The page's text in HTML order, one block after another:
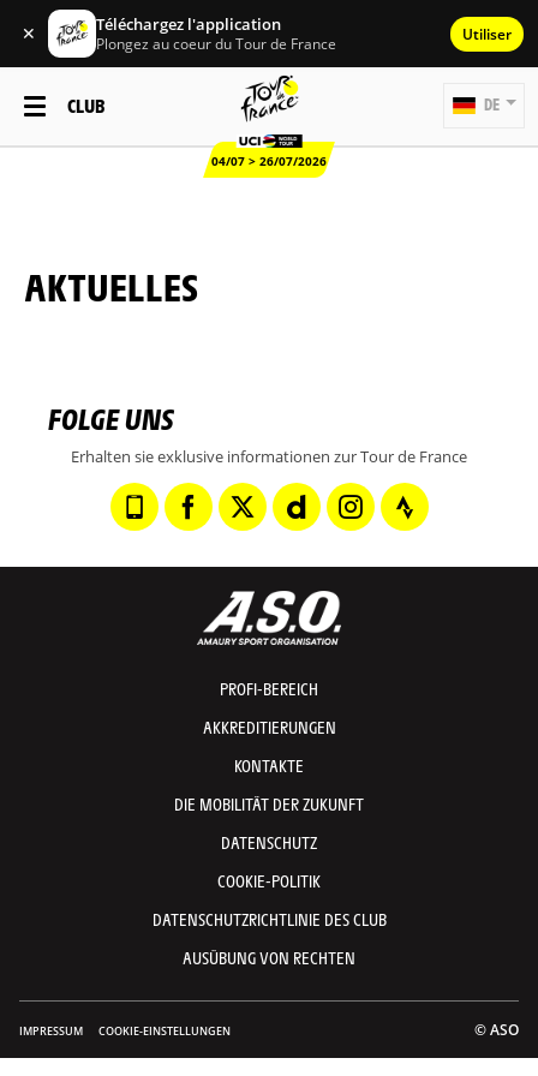
✕ Téléchargez l'application
Plongez au coeur du Tour de France Utiliser
CLUB
04/07 > 26/07/2026
DE
AKTUELLES
FOLGE UNS
Erhalten sie exklusive informationen zur Tour de France
PROFI-BEREICH
AKKREDITIERUNGEN
KONTAKTE
DIE MOBILITÄT DER ZUKUNFT
DATENSCHUTZ
COOKIE-POLITIK
DATENSCHUTZRICHTLINIE DES CLUB
AUSÜBUNG VON RECHTEN
IMPRESSUM COOKIE-EINSTELLUNGEN © ASO